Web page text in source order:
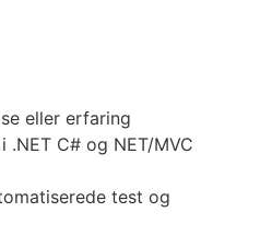
eller erfaring
C# og NET/MVC
test og